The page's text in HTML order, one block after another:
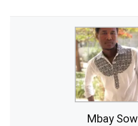
Mbay Sow